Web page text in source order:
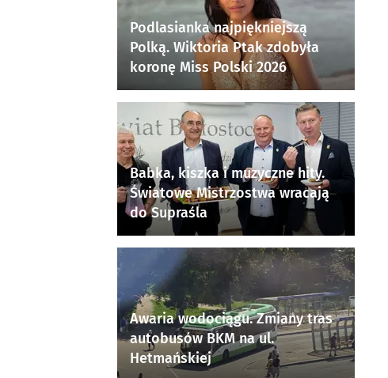
Podlasianka najpiękniejszą
Polką. Wiktoria Ptak zdobyła
koronę Miss Polski 2026
Babka, kiszka i muzyczne hity.
Światowe Mistrzostwa wracają
do Supraśla
Awaria wodociągu. Zmiany tras
autobusów BKM na ul.
Hetmańskiej